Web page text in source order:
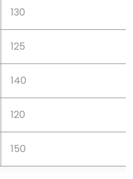
130
125
140
120
150